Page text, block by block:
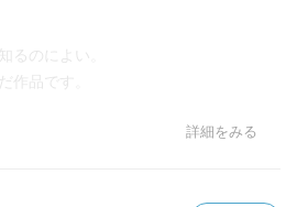
るのによい。
作品です。
詳細をみる